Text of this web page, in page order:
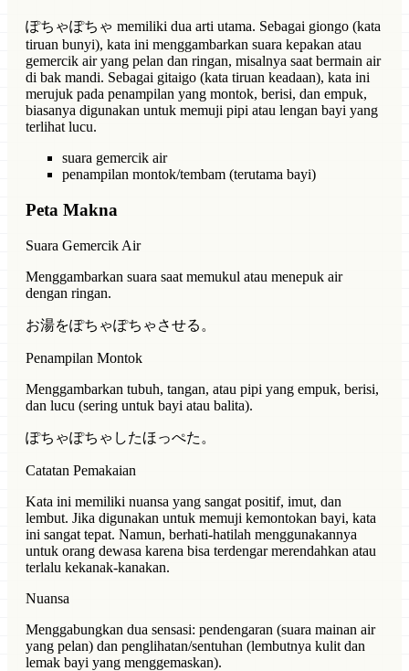
ぽちゃぽちゃ memiliki dua arti utama. Sebagai giongo (kata
tiruan bunyi), kata ini menggambarkan suara kepakan atau
gemercik air yang pelan dan ringan, misalnya saat bermain air
di bak mandi. Sebagai gitaigo (kata tiruan keadaan), kata ini
merujuk pada penampilan yang montok, berisi, dan empuk,
biasanya digunakan untuk memuji pipi atau lengan bayi yang
terlihat lucu.
suara gemercik air
penampilan montok/tembam (terutama bayi)
Peta Makna
Suara Gemercik Air
Menggambarkan suara saat memukul atau menepuk air
dengan ringan.
お湯をぽちゃぽちゃさせる。
Penampilan Montok
Menggambarkan tubuh, tangan, atau pipi yang empuk, berisi,
dan lucu (sering untuk bayi atau balita).
ぽちゃぽちゃしたほっぺた。
Catatan Pemakaian
Kata ini memiliki nuansa yang sangat positif, imut, dan
lembut. Jika digunakan untuk memuji kemontokan bayi, kata
ini sangat tepat. Namun, berhati-hatilah menggunakannya
untuk orang dewasa karena bisa terdengar merendahkan atau
terlalu kekanak-kanakan.
Nuansa
Menggabungkan dua sensasi: pendengaran (suara mainan air
yang pelan) dan penglihatan/sentuhan (lembutnya kulit dan
lemak bayi yang menggemaskan).